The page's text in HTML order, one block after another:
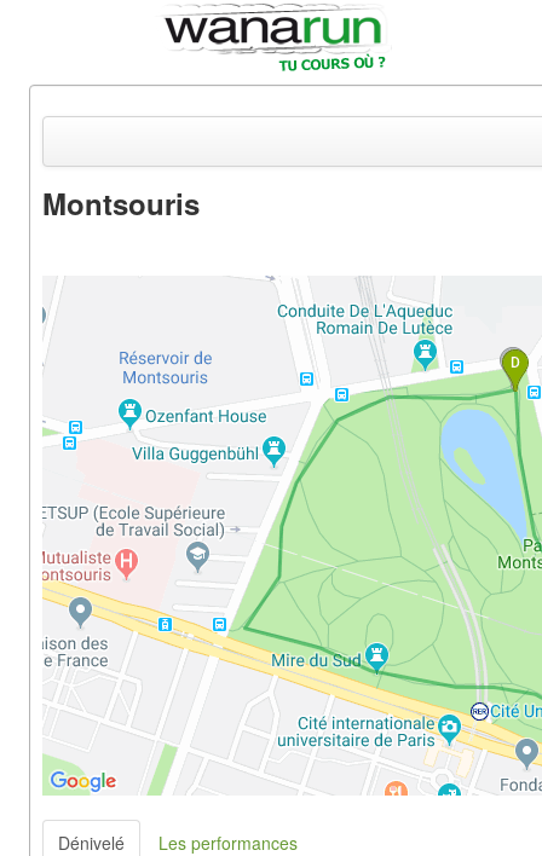
Equipements & Tests
Outils & Réseaux
Montsouris
Dénivelé Les performances